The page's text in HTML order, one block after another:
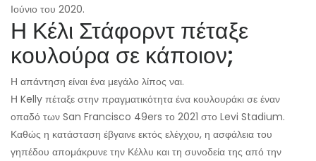
Ιούνιο του 2020.
Η Κέλι Στάφορντ πέταξε
κουλούρα σε κάποιον;
Η απάντηση είναι ένα μεγάλο λίπος ναι.
Η Kelly πέταξε στην πραγματικότητα ένα κουλουράκι σε έναν
οπαδό των San Francisco 49ers το 2021 στο Levi Stadium.
Καθώς η κατάσταση έβγαινε εκτός ελέγχου, η ασφάλεια του
γηπέδου απομάκρυνε την Κέλλυ και τη συνοδεία της από την